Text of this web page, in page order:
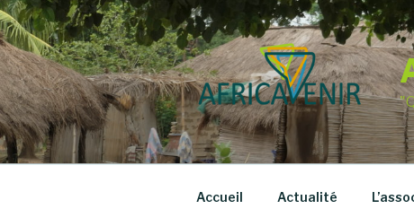
Aller
au
contenu
principal
Accueil Actualité